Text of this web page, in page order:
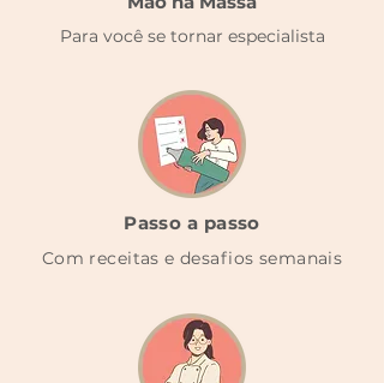
Para você se tornar especialista
Passo a passo
Com receitas e desafios semanais